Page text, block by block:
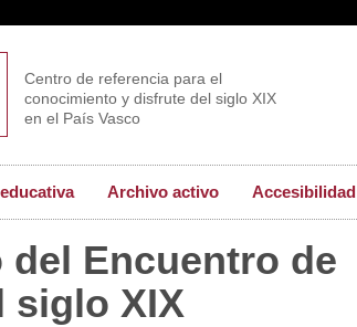
Centro de referencia para el
conocimiento y disfrute del siglo XIX
en el País Vasco
Archivo activo Accesibilidad
del Encuentro de
siglo XIX